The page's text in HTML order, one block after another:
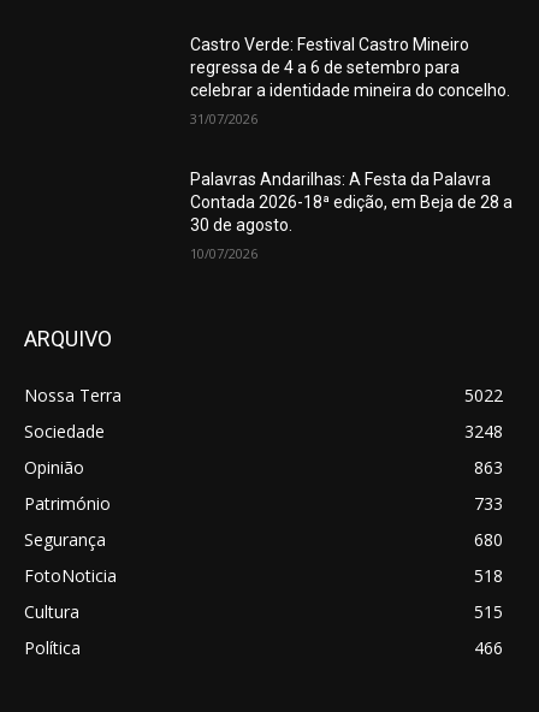
Castro Verde: Festival Castro Mineiro
regressa de 4 a 6 de setembro para
celebrar a identidade mineira do concelho.
31/07/2026
Palavras Andarilhas: A Festa da Palavra
Contada 2026-18ª edição, em Beja de 28 a
30 de agosto.
10/07/2026
ARQUIVO
Nossa Terra
5022
Sociedade
3248
Opinião
863
Património
733
Segurança
680
FotoNoticia
518
Cultura
515
Política
466